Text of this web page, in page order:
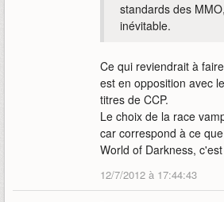
standards des
inévitable.
Ce qui reviendrait à
est en opposition avec
titres de CCP.
Le choix de la race
car correspond à ce
World of Darkness,
12/7/2012 à 17:44:43